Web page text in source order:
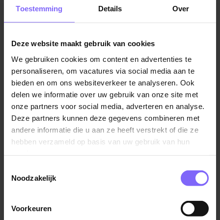
Toestemming Details Over
Deze website maakt gebruik van cookies
We gebruiken cookies om content en advertenties te
personaliseren, om vacatures via social media aan te
bieden en om ons websiteverkeer te analyseren. Ook
delen we informatie over uw gebruik van onze site met
onze partners voor social media, adverteren en analyse.
Deze partners kunnen deze gegevens combineren met
andere informatie die u aan ze heeft verstrekt of die ze
hebben verzameld op basis van uw gebruik van hun
Noodzakelijk
Voorkeuren
voorwaarden op het gebied van kwaliteit, logistiek,
technologie en kosten (QLTC).
Jouw belangrijkste taken:
Ontwikkelen, selecteren en kwalificeren van
leveranciers;
Monitoren en verbeteren van
leveranciersprestaties op basis van QLTC-criteria;
Ontwikkelen en implementeren van
inkoopstrategieën in samenwerking met interne
stakeholders;
Initiëren van kostprijs- en levertijdverbeteringen;
inkoopcontracten;
voorkeursleveranciers;